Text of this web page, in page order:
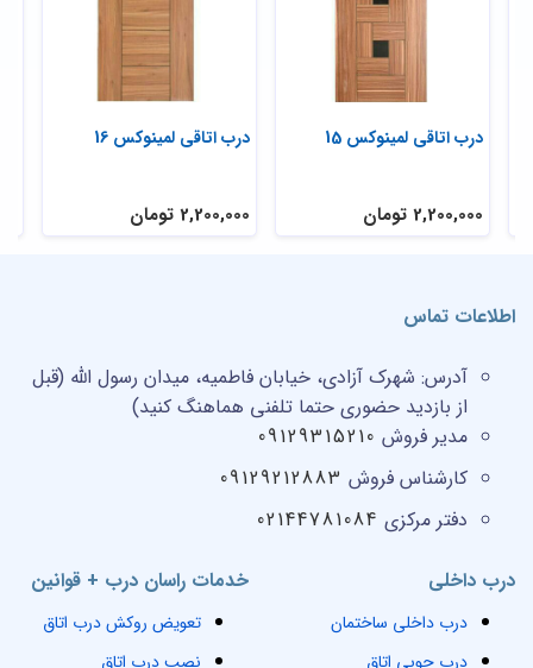
درب اتاقی لمینوکس 16
2,200,000 تومان
درب اتاقی لمینوکس 15
2,200,000 تومان
خدمات راسان درب + قوانین
تعویض روکش درب اتاق
نصب درب اتاق
درب داخلی
درب داخلی ساختمان
درب چوبی اتاق
اطلاعات تماس
آدرس: شهرک آزادی، خیابان فاطمیه، میدان رسول الله (قبل
از بازدید حضوری حتما تلفنی هماهنگ کنید)
مدیر فروش 09129315210
کارشناس فروش 09129212883
دفتر مرکزی 02144781084